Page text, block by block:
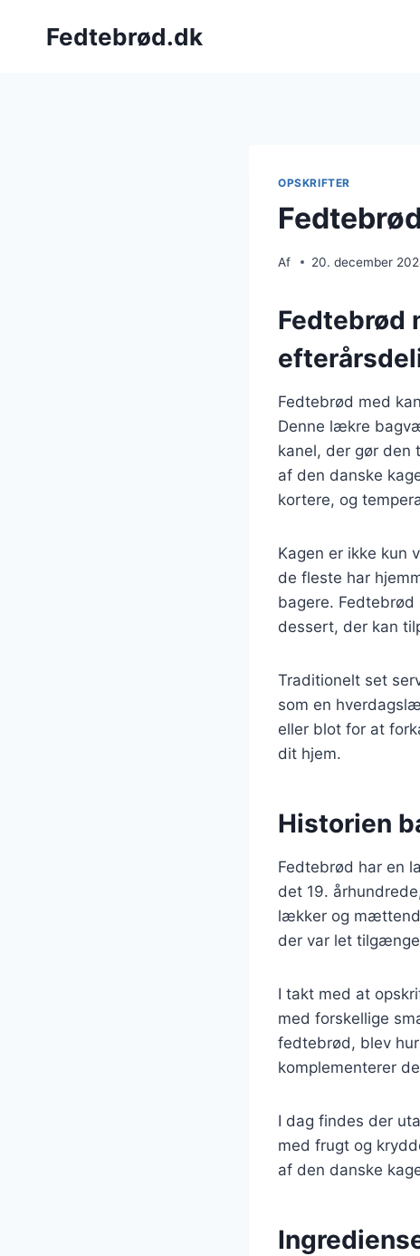
Fedtebrød.dk
OPSKRIFTER
Af 20. december
Fedtebrød
Fedtebrød med
Denne lækre
kanel, der gør den
af den danske
kortere, og
Kagen er ikke kun
de fleste har
bagere.
dessert, der kan
Traditionelt set
som en
eller blot for at
dit hjem.
Historien
Fedtebrød har en
det 19.
lækker og
der var let
I takt med at
med forskellige
fedtebrød, blev
komplementerer
I dag findes der
med frugt og
af den danske